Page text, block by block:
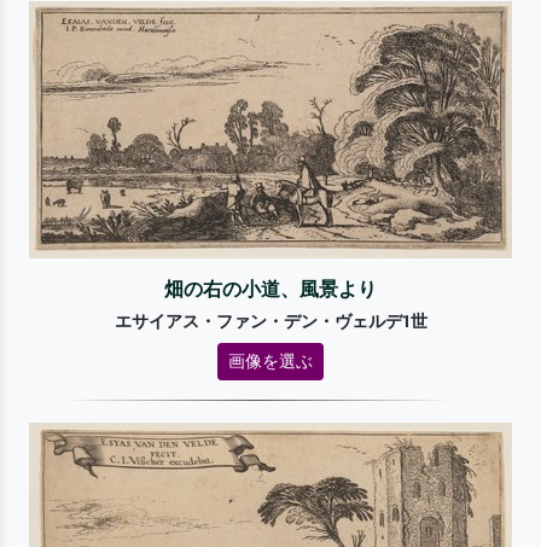
畑の右の小道、風景より
エサイアス・ファン・デン・ヴェルデ1世
画像を選ぶ